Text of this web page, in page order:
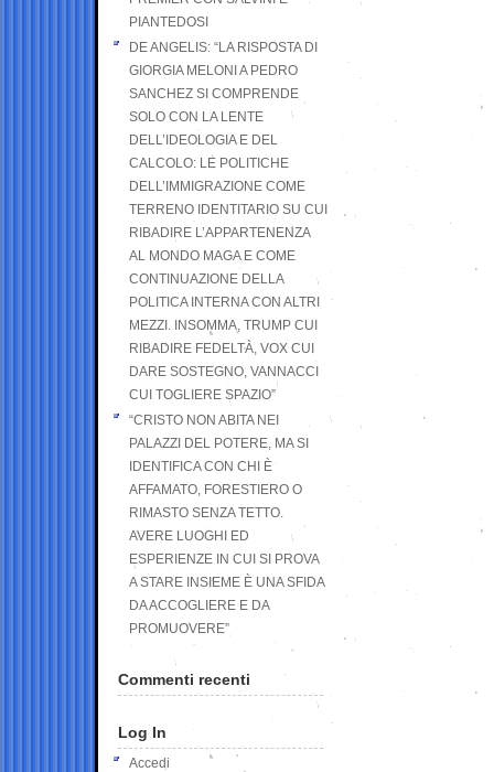
PIANTEDOSI
DE ANGELIS: “LA RISPOSTA DI
GIORGIA MELONI A PEDRO
SANCHEZ SI COMPRENDE
SOLO CON LA LENTE
DELL’IDEOLOGIA E DEL
CALCOLO: LE POLITICHE
DELL’IMMIGRAZIONE COME
TERRENO IDENTITARIO SU CUI
RIBADIRE L’APPARTENENZA
AL MONDO MAGA E COME
CONTINUAZIONE DELLA
POLITICA INTERNA CON ALTRI
MEZZI. INSOMMA, TRUMP CUI
RIBADIRE FEDELTÀ, VOX CUI
DARE SOSTEGNO, VANNACCI
CUI TOGLIERE SPAZIO”
“CRISTO NON ABITA NEI
PALAZZI DEL POTERE, MA SI
IDENTIFICA CON CHI È
AFFAMATO, FORESTIERO O
RIMASTO SENZA TETTO.
AVERE LUOGHI ED
ESPERIENZE IN CUI SI PROVA
A STARE INSIEME È UNA SFIDA
DA ACCOGLIERE E DA
PROMUOVERE”
Commenti recenti
Log In
Accedi